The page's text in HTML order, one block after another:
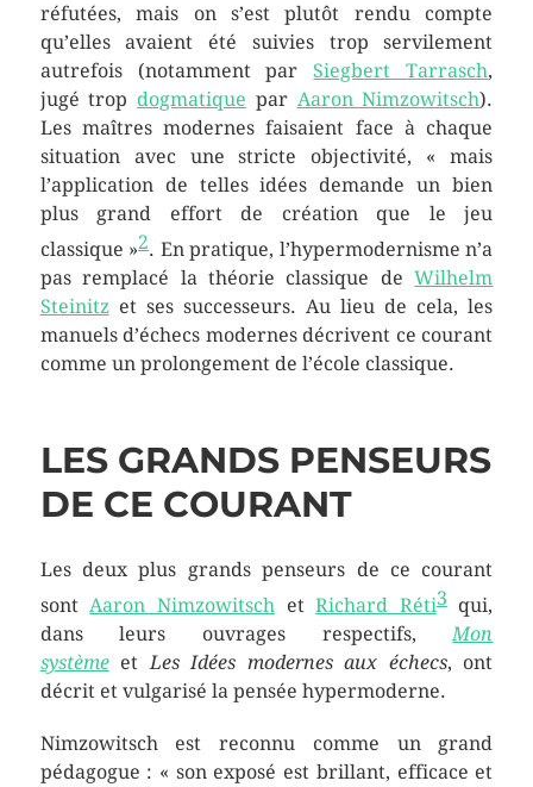
réfutées, mais on s’est plutôt rendu compte
qu’elles avaient été suivies trop servilement
autrefois (notamment parSiegbert Tarrasch,
jugé trop dogmatique par Aaron Nimzowitsch).
Les maîtres modernes faisaient face à chaque
situation avec une stricte objectivité, « mais
l’application de telles idées demande un bien
plus grand effort de création que le jeu
classique »2. En pratique, l’hypermodernisme n’a
pas remplacé la théorie classique deWilhelm
Steinitzet ses successeurs. Au lieu de cela, les
manuels d’échecs modernes décrivent ce courant
comme un prolongement de l’école classique.
LES GRANDS PENSEURS
DE CE COURANT
Les deux plus grands penseurs de ce courant
sontAaron NimzowitschetRichard Réti3qui,
dans leurs ouvrages respectifs,Mon
systèmeetLes Idées modernes aux échecs, ont
décrit et vulgarisé la pensée hypermoderne.
Nimzowitsch est reconnu comme un grand
pédagogue : « son exposé est brillant, efficace et